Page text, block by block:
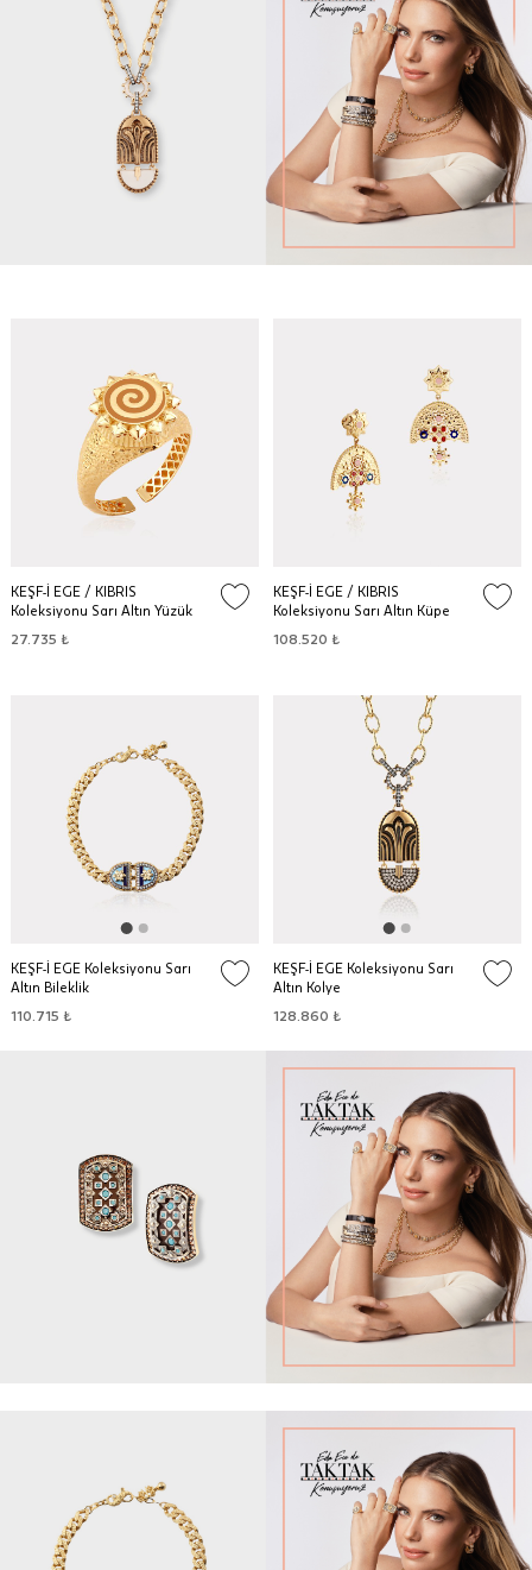
KEŞF-İ EGE / KIBRIS
Koleksiyonu Sarı Altın Yüzük
27.735 ₺
KEŞF-İ EGE / KIBRIS
Koleksiyonu Sarı Altın Küpe
108.520 ₺
KEŞF-İ EGE Koleksiyonu Sarı
Altın Bileklik
110.715 ₺
KEŞF-İ EGE Koleksiyonu Sarı
Altın Kolye
128.860 ₺